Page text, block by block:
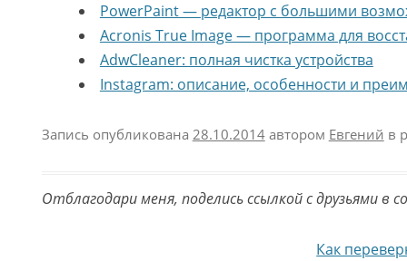
PowerPaint — редактор с большими
Acronis True Image — программа для
AdwCleaner: полная чистка устройства
Instagram: описание, особенности и
Запись опубликована 28.10.2014автором Евгений в
Отблагодари меня, поделись ссылкой с друзьями в
Как